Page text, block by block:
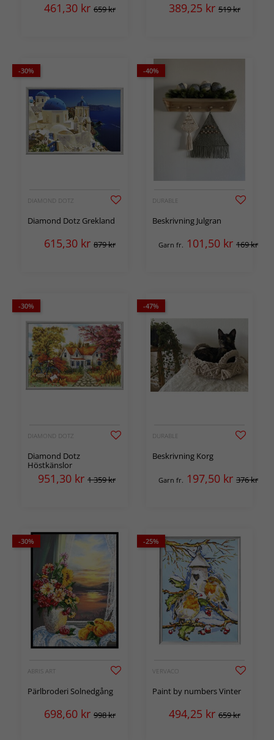
461,30 kr 659 kr 389,25 kr 519 kr
-30%
DIAMOND DOTZ
Diamond Dotz Grekland
615,30 kr 879 kr
-40%
DURABLE
Beskrivning Julgran
Garn fr. 101,50 kr 169 kr
-30%
DIAMOND DOTZ
Diamond Dotz
Höstkänslor
951,30 kr 1 359 kr
-47%
DURABLE
Beskrivning Korg
Garn fr. 197,50 kr 376 kr
-30%
ABRIS ART
Pärlbroderi Solnedgång
698,60 kr 998 kr
-25%
VERVACO
Paint by numbers Vinter
494,25 kr 659 kr